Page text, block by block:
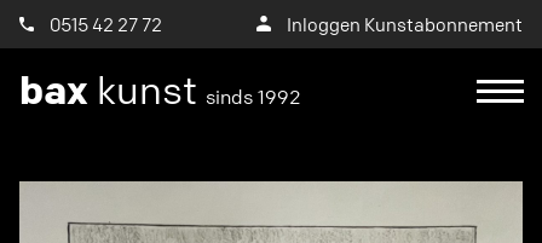
0515 42 27 72 Inloggen Kunstabonnement
bax kunst sinds 1992